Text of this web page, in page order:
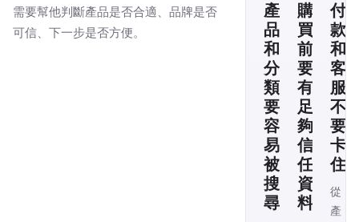
需要幫他判斷產品是否合適、品牌是否
可信、下一步是否方便。
產
品
和
分
類
要
容
易
被
搜
尋
購
買
前
要
有
足
夠
信
任
資
料
付
款
和
客
服
不
要
卡
住
從
產